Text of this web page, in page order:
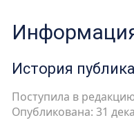
История
Поступила в
Опубликована: 31